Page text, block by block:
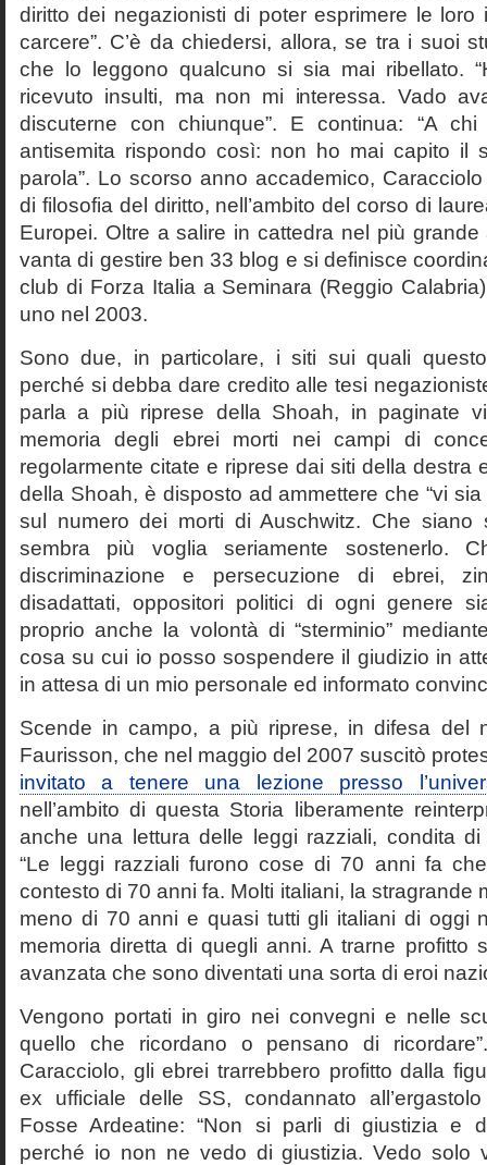
diritto dei negazionisti di poter esprimere le loro
carcere”. C’è da chiedersi, allora, se tra i suoi
che lo leggono qualcuno si sia mai ribellato.
ricevuto insulti, ma non mi interessa. Vado
discuterne con chiunque”. E continua: “A
antisemita rispondo così: non ho mai capito il
parola”. Lo scorso anno accademico,
di filosofia del diritto, nell’ambito del corso di
Europei. Oltre a salire in cattedra nel più grande
vanta di gestire ben 33 blog e si definisce
club di Forza Italia a Seminara (Reggio
uno nel 2003.
Sono due, in particolare, i siti sui quali
perché si debba dare credito alle tesi
parla a più riprese della Shoah, in paginate
memoria degli ebrei morti nei campi di
regolarmente citate e riprese dai siti della destra
della Shoah, è disposto ad ammettere che “vi
sul numero dei morti di Auschwitz. Che siano
sembra più voglia seriamente sostenerlo.
discriminazione e persecuzione di ebrei,
disadattati, oppositori politici di ogni genere
proprio anche la volontà di “sterminio”
cosa su cui io posso sospendere il giudizio in
in attesa di un mio personale ed informato
Scende in campo, a più riprese, in difesa del
Faurisson, che nel maggio del 2007 suscitò
invitato a tenere una lezione presso
nell’ambito di questa Storia liberamente
anche una lettura delle leggi razziali, condita di
“Le leggi razziali furono cose di 70 anni fa
contesto di 70 anni fa. Molti italiani, la stragrande
meno di 70 anni e quasi tutti gli italiani di oggi
memoria diretta di quegli anni. A trarne profitto
avanzata che sono diventati una sorta di eroi
Vengono portati in giro nei convegni e nelle
quello che ricordano o pensano di
Caracciolo, gli ebrei trarrebbero profitto dalla
ex ufficiale delle SS, condannato
Fosse Ardeatine: “Non si parli di giustizia e
perché io non ne vedo di giustizia. Vedo solo